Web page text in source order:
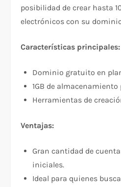
posibilidad de crear hasta
electrónicos con su
Características principales:
Dominio gratuito en
1GB de
Herramientas de
Ventajas:
Gran cantidad de
iniciales.
Ideal para quienes